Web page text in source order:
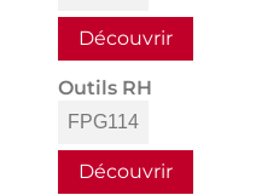
Découvrir
Outils RH
FPG114
Découvrir